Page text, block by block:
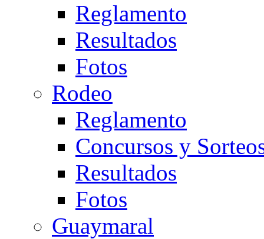
Reglamento
Resultados
Fotos
Rodeo
Reglamento
Concursos y
Resultados
Fotos
Guaymaral